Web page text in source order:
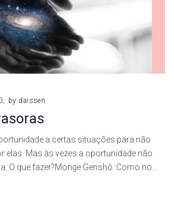
by daissen
a certas situações para não
elas. Mas às vezes a oportunidade não
O que fazer?Monge Genshô: Como no…